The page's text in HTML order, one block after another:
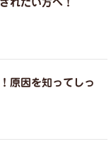
れたい方へ！
原因を知ってしっ